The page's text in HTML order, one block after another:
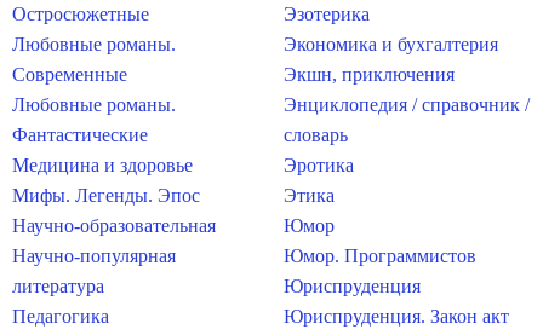
Остросюжетные
Любовные романы.
Современные
Любовные романы.
Фантастические
Медицина и здоровье
Мифы. Легенды. Эпос
Научно-образовательная
Научно-популярная
литература
Педагогика
Эзотерика
Экономика и бухгалтерия
Экшн, приключения
Энциклопедия / справочник /
словарь
Эротика
Этика
Юмор
Юмор. Программистов
Юриспруденция
Юриспруденция. Закон акт